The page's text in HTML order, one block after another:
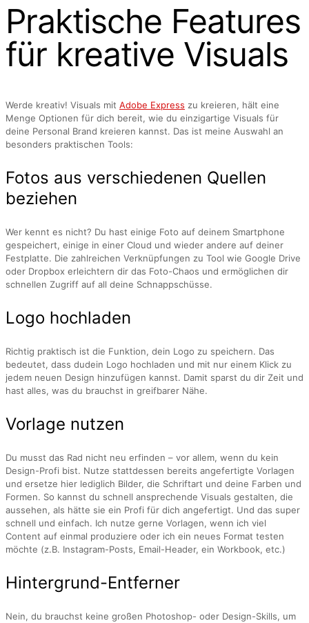
Praktische Features
für kreative Visuals
Werde kreativ! Visuals mit Adobe Express zu kreieren, hält eine
Menge Optionen für dich bereit, wie du einzigartige Visuals für
deine Personal Brand kreieren kannst. Das ist meine Auswahl an
besonders praktischen Tools:
Fotos aus verschiedenen Quellen
beziehen
Wer kennt es nicht? Du hast einige Foto auf deinem Smartphone
gespeichert, einige in einer Cloud und wieder andere auf deiner
Festplatte. Die zahlreichen Verknüpfungen zu Tool wie Google Drive
oder Dropbox erleichtern dir das Foto-Chaos und ermöglichen dir
schnellen Zugriff auf all deine Schnappschüsse.
Logo hochladen
Richtig praktisch ist die Funktion, dein Logo zu speichern. Das
bedeutet, dass dudein Logo hochladen und mit nur einem Klick zu
jedem neuen Design hinzufügen kannst. Damit sparst du dir Zeit und
hast alles, was du brauchst in greifbarer Nähe.
Vorlage nutzen
Du musst das Rad nicht neu erfinden – vor allem, wenn du kein
Design-Profi bist. Nutze stattdessen bereits angefertigte Vorlagen
und ersetze hier lediglich Bilder, die Schriftart und deine Farben und
Formen. So kannst du schnell ansprechende Visuals gestalten, die
aussehen, als hätte sie ein Profi für dich angefertigt. Und das super
schnell und einfach. Ich nutze gerne Vorlagen, wenn ich viel
Content auf einmal produziere oder ich ein neues Format testen
möchte (z.B. Instagram-Posts, Email-Header, ein Workbook, etc.)
Hintergrund-Entferner
Nein, du brauchst keine großen Photoshop- oder Design-Skills, um